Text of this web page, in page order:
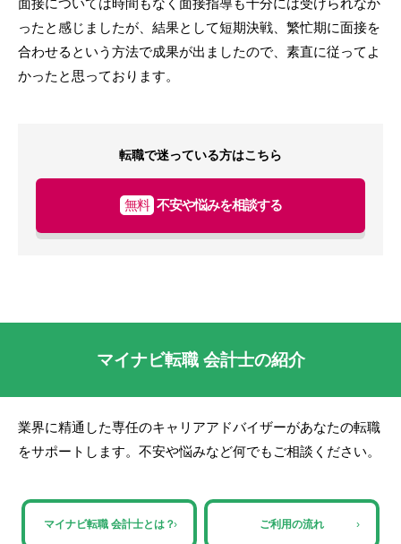
ったと感じましたが、結果として短期決戦、繁忙期に面接を
合わせるという方法で成果が出ましたので、素直に従ってよ
かったと思っております。
転職で迷っている方はこちら
無料 不安や悩みを相談する
マイナビ転職 会計士の紹介
業界に精通した専任のキャリアアドバイザーがあなたの転職
をサポートします。不安や悩みなど何でもご相談ください。
マイナビ転職 会計士とは？› ご利用の流れ ›